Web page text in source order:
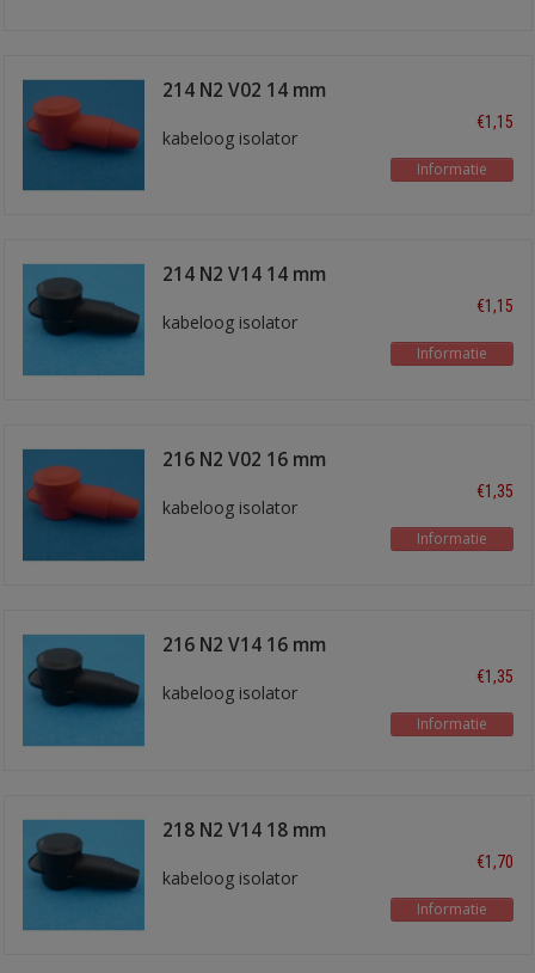
214 N2 V02 14 mm
kabeloog isolator
€1,15
Informatie
214 N2 V14 14 mm
kabeloog isolator
€1,15
Informatie
216 N2 V02 16 mm
kabeloog isolator
€1,35
Informatie
216 N2 V14 16 mm
kabeloog isolator
€1,35
Informatie
218 N2 V14 18 mm
kabeloog isolator
€1,70
Informatie